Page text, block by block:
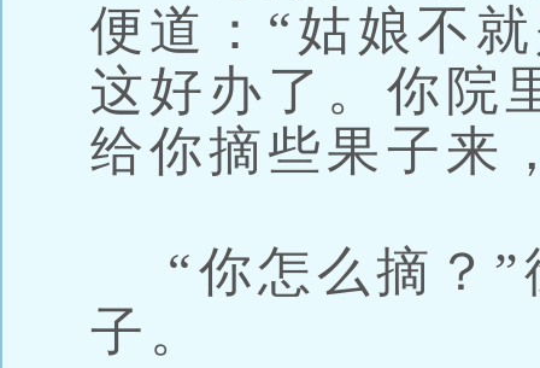
便道：“姑娘不
这好办了。你院
给你摘些果子来
“你怎么摘？”
子。